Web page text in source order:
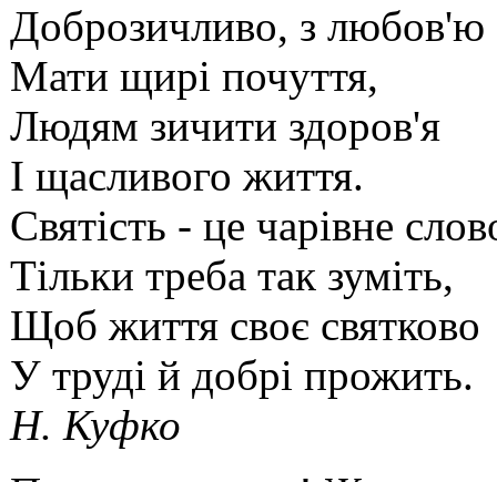
Доброзичливо, з любов'ю
Мати щирі почуття,
Людям зичити здоров'я
І щасливого життя.
Святість - це чарівне
Тільки треба так зуміть,
Щоб життя своє святково
У труді й добрі прожить.
Н. Куфко